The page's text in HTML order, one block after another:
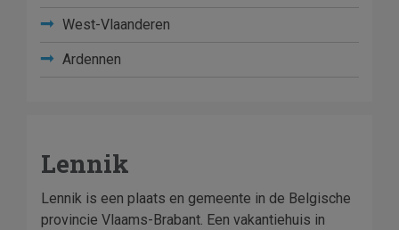
West-Vlaanderen
Ardennen
Lennik
Lennik is een plaats en gemeente in de Belgische
provincie Vlaams-Brabant. Een vakantiehuis in